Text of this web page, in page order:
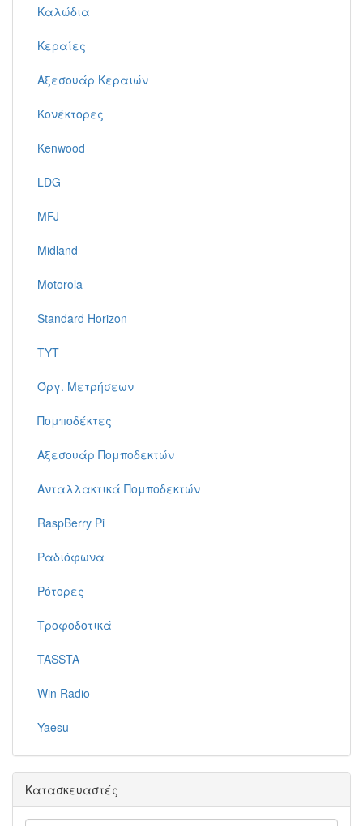
Καλώδια
Κεραίες
Αξεσουάρ Κεραιών
Κονέκτορες
Kenwood
LDG
MFJ
Midland
Motorola
Standard Horizon
TYT
Όργ. Μετρήσεων
Πομποδέκτες
Αξεσουάρ Πομποδεκτών
Ανταλλακτικά Πομποδεκτών
RaspBerry Pi
Ραδιόφωνα
Ρότορες
Τροφοδοτικά
TASSTA
Win Radio
Yaesu
Κατασκευαστές